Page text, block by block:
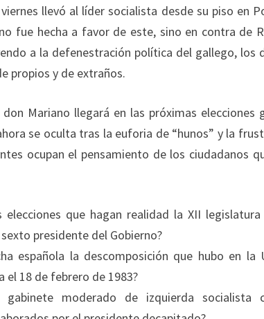
llevó al líder socialista desde su piso en
fue hecha a favor de este, sino en contra de
a la defenestración política del gallego, los
propios y de extraños.
Mariano llegará en las próximas elecciones
se oculta tras la euforia de “hunos” y la
ocupan el pensamiento de los ciudadanos
elecciones que hagan realidad la XII legislatura
presidente del Gobierno?
española la descomposición que hubo en la
18 de febrero de 1983?
moderado de izquierda socialista